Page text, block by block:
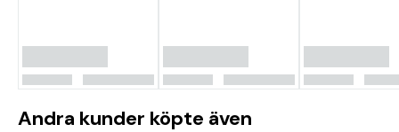
Andra kunder köpte även